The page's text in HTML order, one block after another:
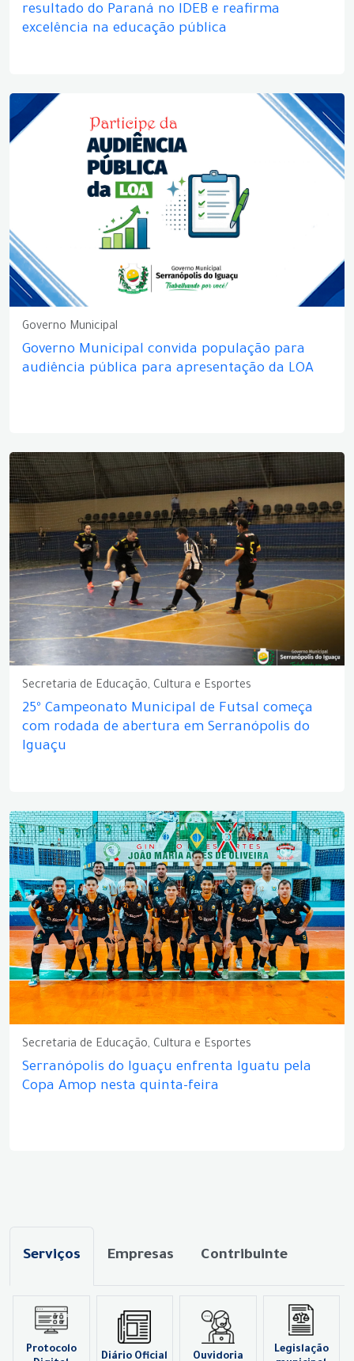
resultado do Paraná no IDEB e reafirma
excelência na educação pública
Governo Municipal
Governo Municipal convida população para
audiência pública para apresentação da LOA
Secretaria de Educação, Cultura e Esportes
25º Campeonato Municipal de Futsal começa
com rodada de abertura em Serranópolis do
Iguaçu
Secretaria de Educação, Cultura e Esportes
Serranópolis do Iguaçu enfrenta Iguatu pela
Copa Amop nesta quinta-feira
Serviços Empresas Contribuinte
Protocolo
Diário Oficial Ouvidoria
Legislação